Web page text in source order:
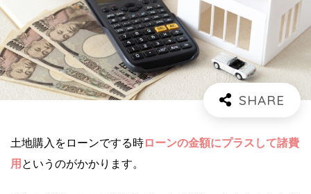
土地購入をローンでする時ローンの金額にプラスして諸費
用 というのがかかります。